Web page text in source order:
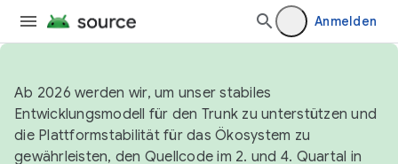
Anmelden
Ab 2026 werden wir, um unser stabiles
Entwicklungsmodell für den Trunk zu unterstützen und
die Plattformstabilität für das Ökosystem zu
gewährleisten, den Quellcode im 2. und 4. Quartal in